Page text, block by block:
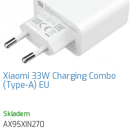
Xiaomi 33W Charging Combo
(Type-A) EU
Skladem
AX95XIN270